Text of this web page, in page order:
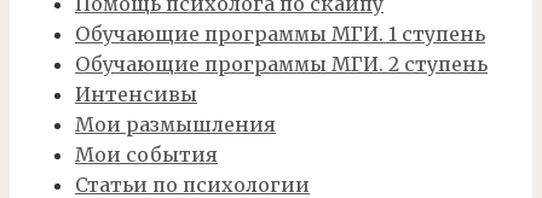
Обучающие программы МГИ. 1 ступень
Обучающие программы МГИ. 2 ступень
Интенсивы
Мои размышления
Мои события
Статьи по психологии